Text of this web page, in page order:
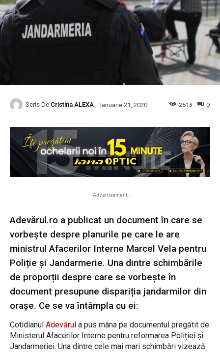
Scris De Cristina ALEXA Ianuarie 21, 2020 0
2513
- Advertisement -
Adevărul.ro a publicat un document în care se
vorbește despre planurile pe care le are
ministrul Afacerilor Interne Marcel Vela pentru
Poliție și Jandarmerie. Una dintre schimbările
de proporții despre care se vorbește în
document presupune dispariția jandarmilor din
orașe. Ce se va întâmpla cu ei:
Cotidianul Adevărul a pus mâna pe documentul pregătit de
Ministerul Afacerilor Interne pentru reformarea Poliției și
Jandarmeriei. Una dintre cele mai mari schimbări vizează